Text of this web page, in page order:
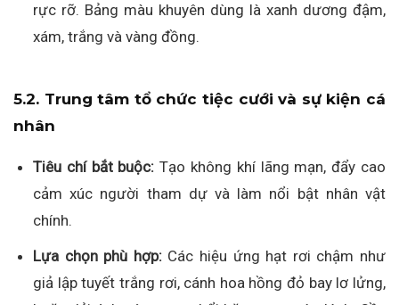
rực rỡ. Bảng màu khuyên dùng là xanh dương đậm,
xám, trắng và vàng đồng.
5.2. Trung tâm tổ chức tiệc cưới và sự kiện cá
nhân
Tiêu chí bắt buộc: Tạo không khí lãng mạn, đẩy cao
cảm xúc người tham dự và làm nổi bật nhân vật
chính.
Lựa chọn phù hợp:Các hiệu ứng hạt rơi chậm như
giả lập tuyết trắng rơi, cánh hoa hồng đỏ bay lơ lửng,